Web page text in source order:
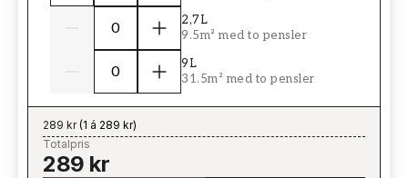
2,7L
9.5m² med to pensler
9L
31.5m² med to pensler
289 kr(1 á 289 kr)
Totalpris
289 kr